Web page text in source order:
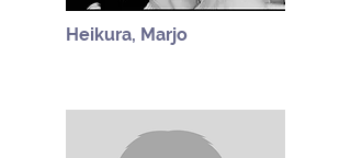
Heikura, Marjo